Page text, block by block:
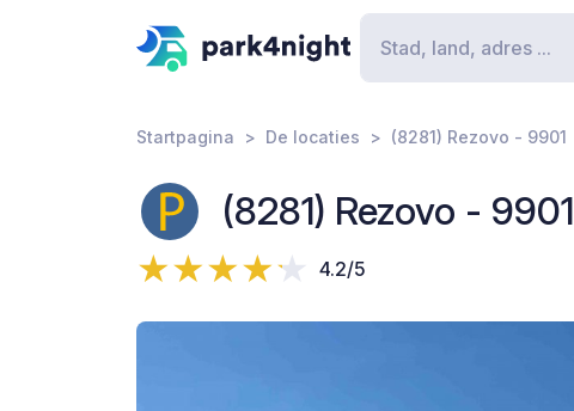
Startpagina De locaties (8281) Rezovo - 9901
(8281) Rezovo - 9901
4.2/5